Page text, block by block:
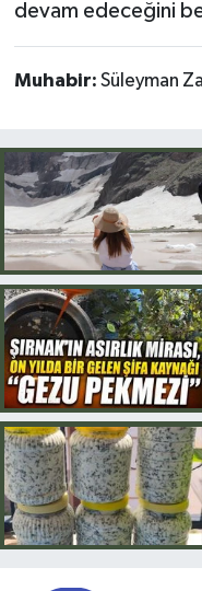
devam edeceğini
Muhabir: Süleyman